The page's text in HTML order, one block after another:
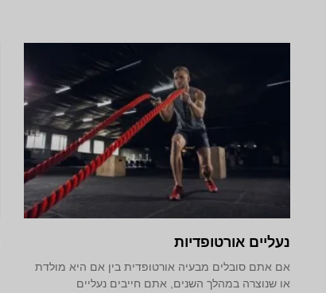
נעליים אורטופדיות
אם אתם סובלים מבעיה אורטופדית בין אם היא מולדת
או שנוצרה במהלך השנים, אתם חייבים נעליים